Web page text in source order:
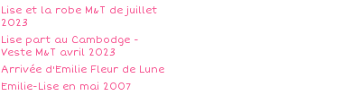
Lise et la robe M&T de juillet
2023
Lise part au Cambodge -
Veste M&T avril 2023
Arrivée d'Emilie Fleur de Lune
Emilie-Lise en mai 2007